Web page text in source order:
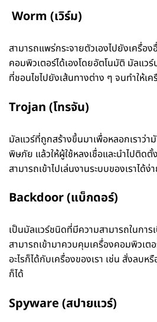
Worm (เวิร์ม)
สามารถแพร่กระจายตัวเองไปยังเครื่อ
คอมพิวเตอร์ได้เองโดยอัตโนมัติ มัลแว
ที่ชอนไชไปยังเส้นทางต่าง ๆ จนทำให้เ
Trojan (โทรจัน)
มัลแวร์ที่ถูกสร้างขึ้นมาเพื่อหลอกเราว่า
พิษภัย แล้วให้ผู้ใช้หลงเชื่อและนำไปติด
สามารถเข้าไปเล่นงานระบบของเราได้ง่
Backdoor (แบ็กดอร์)
เป็นมัลแวร์ชนิดที่มีความสามารถในการ
สามารถเข้ามาควบคุมเครื่องคอมพิวเตอ
อะไรก็ได้กับเครื่องของเรา เช่น สั่งลบห
ก็ได้
Spyware (สปายแวร์)